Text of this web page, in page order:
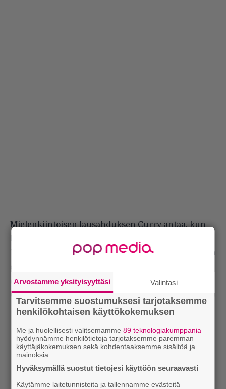
Mielenkiintoisen lausahduksen Curry antaa, kun
kysyn mikä on hänelle tärkeää räpissä:
”Musiikki, taide ja luovuus ovat minulle tärkeitä. En
ole räppäri, olen artisti ja taide on minulle tärkeää,
ei rap.”
Arvostamme yksityisyyttäsi Valintasi
Tarvitsemme suostumuksesi tarjotaksemme
henkilökohtaisen käyttökokemuksen
Me ja huolellisesti valitsemamme89 teknologiakumppania
hyödynnämme henkilötietoja tarjotaksemme paremman
käyttäjäkokemuksen sekä kohdentaaksemme sisältöä ja
mainoksia.
Hyväksymällä suostut tietojesi käyttöön seuraavasti
Käytämme laitetunnisteita ja tallennamme evästeitä